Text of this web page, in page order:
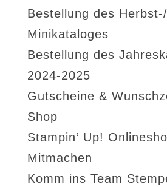
Bestellung des
Minikataloges
Bestellung des
2024-2025
Gutscheine &
Shop
Stampin‘ Up!
Mitmachen
Komm ins Team